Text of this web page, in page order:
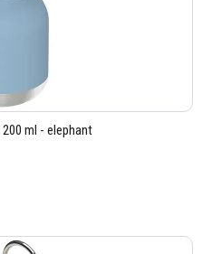
ml - elephant